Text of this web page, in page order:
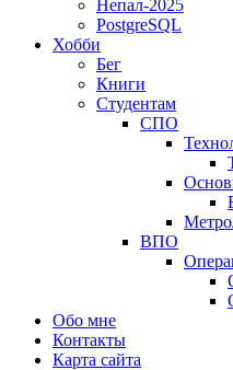
Непал-2025
PostgreSQL
Хобби
Бег
Книги
Студентам
СПО
ВПО
Обо мне
Контакты
Карта сайта